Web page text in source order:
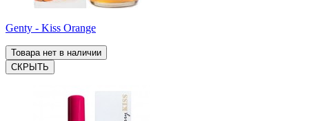
Genty - Kiss Orange
Товара нет в наличии
СКРЫТЬ